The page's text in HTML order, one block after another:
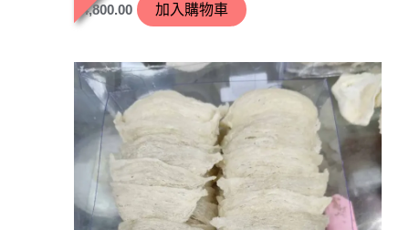
4,800.00 加入購物車